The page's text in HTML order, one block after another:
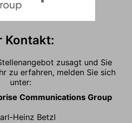
Kontakt:
zusagt und Sie
zu erfahren, melden Sie sich
unter:
Communications Group
Heinz Betzl